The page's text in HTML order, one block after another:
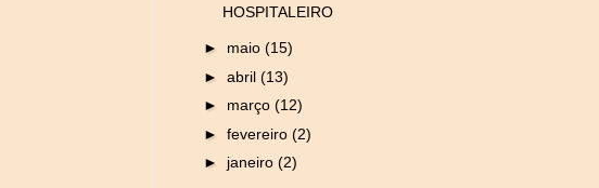
HOSPITALEIRO
► maio (15)
► abril (13)
► março (12)
► fevereiro (2)
► janeiro (2)